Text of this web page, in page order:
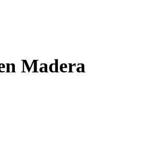
Madera